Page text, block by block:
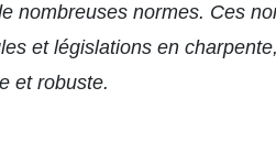
nombreuses normes. Ces
et législations en
et robuste.